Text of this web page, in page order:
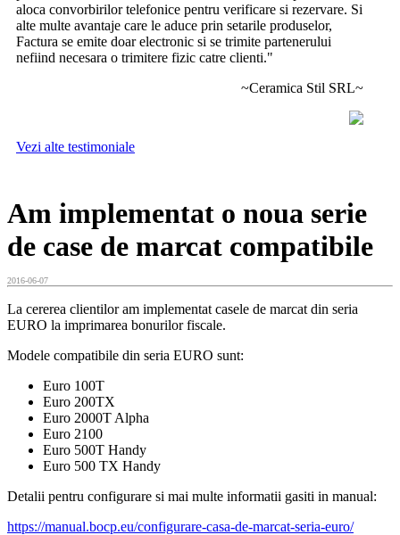
aloca convorbirilor telefonice pentru verificare si rezervare. Si
alte multe avantaje care le aduce prin setarile produselor,
Factura se emite doar electronic si se trimite partenerului
nefiind necesara o trimitere fizic catre clienti."
~Ceramica Stil SRL~
Vezi alte testimoniale
Am implementat o noua serie
de case de marcat compatibile
2016-06-07
La cererea clientilor am implementat casele de marcat din seria
EURO la imprimarea bonurilor fiscale.
Modele compatibile din seria EURO sunt:
Euro 100T
Euro 200TX
Euro 2000T Alpha
Euro 2100
Euro 500T Handy
Euro 500 TX Handy
Detalii pentru configurare si mai multe informatii gasiti in manual:
https://manual.bocp.eu/configurare-casa-de-marcat-seria-euro/